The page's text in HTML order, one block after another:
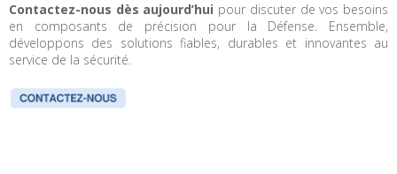
Contactez-nous dès aujourd’hui pour discuter de vos besoins
en composants de précision pour la Défense. Ensemble,
développons des solutions fiables, durables et innovantes au
service de la sécurité.